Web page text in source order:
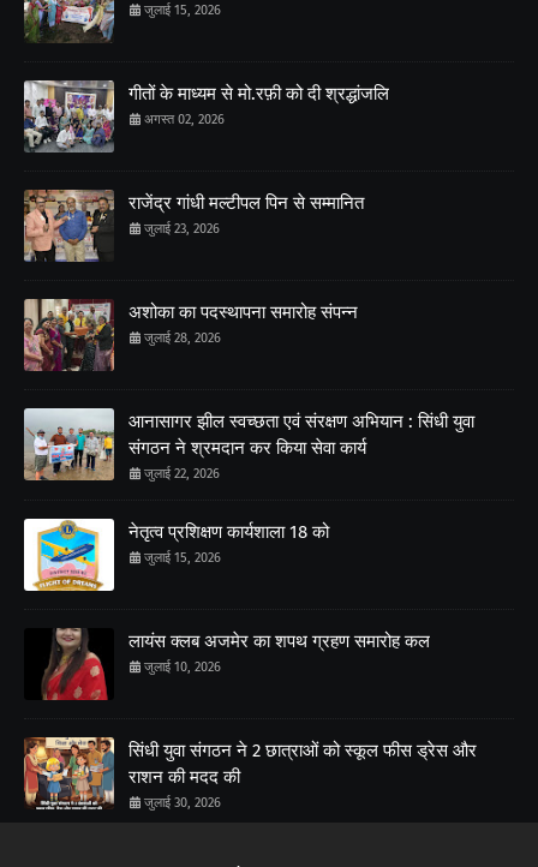
जुलाई 15, 2026
गीतों के माध्यम से मो.रफ़ी को दी श्रद्धांजलि
अगस्त 02, 2026
राजेंद्र गांधी मल्टीपल पिन से सम्मानित
जुलाई 23, 2026
अशोका का पदस्थापना समारोह संपन्न
जुलाई 28, 2026
आनासागर झील स्वच्छता एवं संरक्षण अभियान : सिंधी युवा
संगठन ने श्रमदान कर किया सेवा कार्य
जुलाई 22, 2026
नेतृत्व प्रशिक्षण कार्यशाला 18 को
जुलाई 15, 2026
लायंस क्लब अजमेर का शपथ ग्रहण समारोह कल
जुलाई 10, 2026
सिंधी युवा संगठन ने 2 छात्राओं को स्कूल फीस ड्रेस और
राशन की मदद की
जुलाई 30, 2026